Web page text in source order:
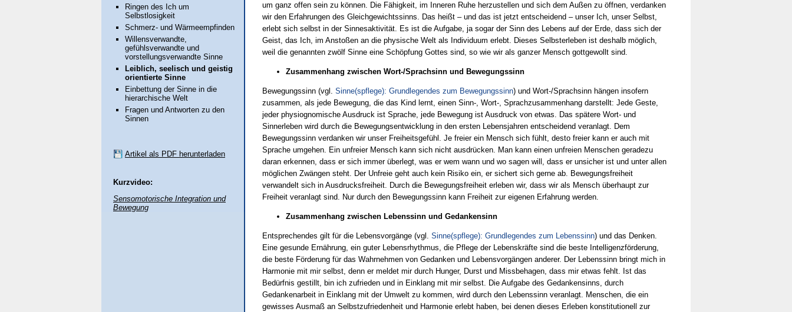
um ganz offen sein zu können. Die Fähigkeit, im Inneren Ruhe herzustellen und sich dem Außen zu öffnen, verdanken
wir den Erfahrungen des Gleichgewichtssinns. Das heißt – und das ist jetzt entscheidend – unser Ich, unser Selbst,
erlebt sich selbst in der Sinnesaktivität. Es ist die Aufgabe, ja sogar der Sinn des Lebens auf der Erde, dass sich der
Geist, das Ich, im Anstoßen an die physische Welt als Individuum erlebt. Dieses Selbsterleben ist deshalb möglich,
weil die genannten zwölf Sinne eine Schöpfung Gottes sind, so wie wir als ganzer Mensch gottgewollt sind.
Zusammenhang zwischen Wort-/Sprachsinn und Bewegungssinn
Bewegungssinn (vgl. Sinne(spflege): Grundlegendes zum Bewegungssinn) und Wort-/Sprachsinn hängen insofern
zusammen, als jede Bewegung, die das Kind lernt, einen Sinn-, Wort-, Sprachzusammenhang darstellt: Jede Geste,
jeder physiognomische Ausdruck ist Sprache, jede Bewegung ist Ausdruck von etwas. Das spätere Wort- und
Sinnerleben wird durch die Bewegungsentwicklung in den ersten Lebensjahren entscheidend veranlagt. Dem
Bewegungssinn verdanken wir unser Freiheitsgefühl. Je freier ein Mensch sich fühlt, desto freier kann er auch mit
Sprache umgehen. Ein unfreier Mensch kann sich nicht ausdrücken. Man kann einen unfreien Menschen geradezu
daran erkennen, dass er sich immer überlegt, was er wem wann und wo sagen will, dass er unsicher ist und unter allen
möglichen Zwängen steht. Der Unfreie geht auch kein Risiko ein, er sichert sich gerne ab. Bewegungsfreiheit
verwandelt sich in Ausdrucksfreiheit. Durch die Bewegungsfreiheit erleben wir, dass wir als Mensch überhaupt zur
Freiheit veranlagt sind. Nur durch den Bewegungssinn kann Freiheit zur eigenen Erfahrung werden.
Zusammenhang zwischen Lebenssinn und Gedankensinn
Entsprechendes gilt für die Lebensvorgänge (vgl. Sinne(spflege): Grundlegendes zum Lebenssinn) und das Denken.
Eine gesunde Ernährung, ein guter Lebensrhythmus, die Pflege der Lebenskräfte sind die beste Intelligenzförderung,
die beste Förderung für das Wahrnehmen von Gedanken und Lebensvorgängen anderer. Der Lebenssinn bringt mich in
Harmonie mit mir selbst, denn er meldet mir durch Hunger, Durst und Missbehagen, dass mir etwas fehlt. Ist das
Bedürfnis gestillt, bin ich zufrieden und in Einklang mit mir selbst. Die Aufgabe des Gedankensinns, durch
Gedankenarbeit in Einklang mit der Umwelt zu kommen, wird durch den Lebenssinn veranlagt. Menschen, die ein
gewisses Ausmaß an Selbstzufriedenheit und Harmonie erlebt haben, bei denen dieses Erleben konstitutionell zur
Ringen des Ich um
Selbstlosigkeit
Schmerz- und Wärmeempfinden
Willensverwandte,
gefühlsverwandte und
vorstellungsverwandte Sinne
Leiblich, seelisch und geistig
orientierte Sinne
Einbettung der Sinne in die
hierarchische Welt
Fragen und Antworten zu den
Sinnen
Artikel als PDF herunterladen
Kurzvideo:
Sensomotorische Integration und
Bewegung